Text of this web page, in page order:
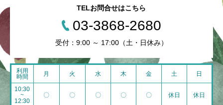
TELお問合せはこちら
03-3868-2680
受付：9:00 ～ 17:00（土・日休み）
利用
時間
月 火 水 木 金 土 日
10:30
~
12:30
〇 〇 〇 〇 〇 休日 休日